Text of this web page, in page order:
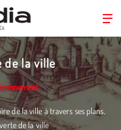
de la ville
de la ville à travers ses plans,
de la ville